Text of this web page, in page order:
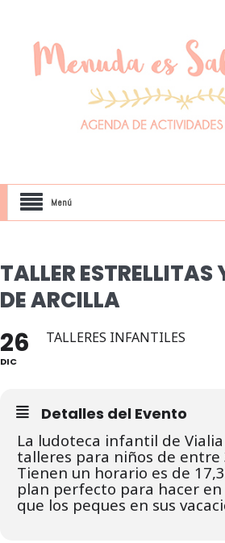
Menú
TALLER
DE ARCILLA
26
DIC
TALLERES INFANTILES
Detalles del Evento
La ludoteca infantil de
talleres para niños de entre
Tienen un horario es de
plan perfecto para hacer
que los peques en sus